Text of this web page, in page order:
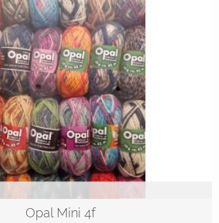
Opal Mini 4f